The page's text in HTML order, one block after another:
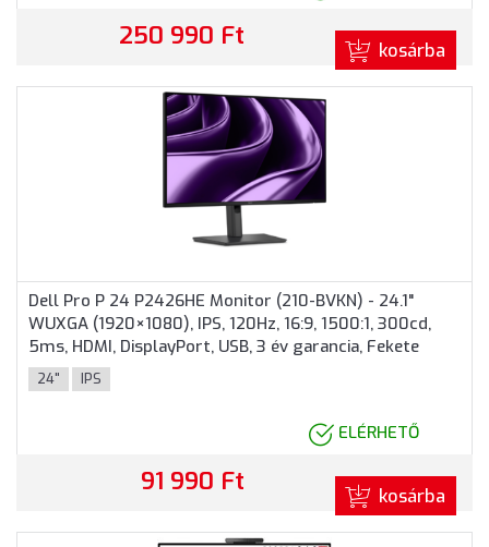
250 990 Ft kosárba
Dell Pro P 24 P2426HE Monitor (210-BVKN) - 24.1"
WUXGA (1920×1080), IPS, 120Hz, 16:9, 1500:1, 300cd,
5ms, HDMI, DisplayPort, USB, 3 év garancia, Fekete
színben
24" IPS
ELÉRHETŐ
91 990 Ft kosárba